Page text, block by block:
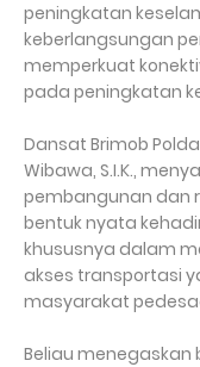
peningkatan
keberlangsungan
memperkuat
pada peningkatan
Dansat Brimob
Wibawa, S.I.K.,
pembangunan dan
bentuk nyata
khususnya dalam
akses transportasi
masyarakat
Beliau